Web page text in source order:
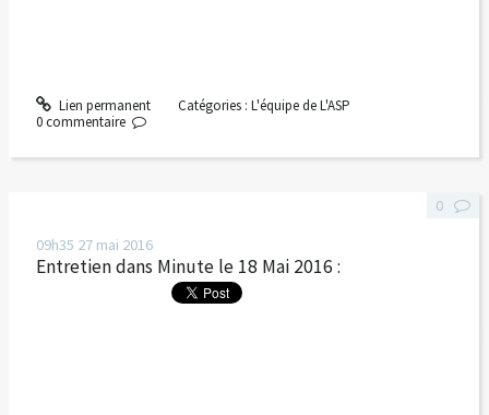
Lien permanent Catégories : L'équipe de L'ASP
0 commentaire
09h35 27 mai 2016
Entretien dans Minute le 18 Mai 2016 :
0